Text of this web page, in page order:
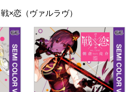
×恋（ヴァルラヴ）